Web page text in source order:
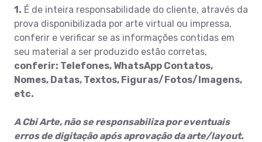
1. É de inteira responsabilidade do cliente, através da
prova disponibilizada por arte virtual ou impressa,
conferir e verificar se as informações contidas em
seu material a ser produzido estão corretas,
conferir: Telefones, WhatsApp Contatos,
Nomes, Datas, Textos, Figuras/Fotos/Imagens,
etc.
A Cbi Arte, não se responsabiliza por eventuais
erros de digitação após aprovação da arte/layout.